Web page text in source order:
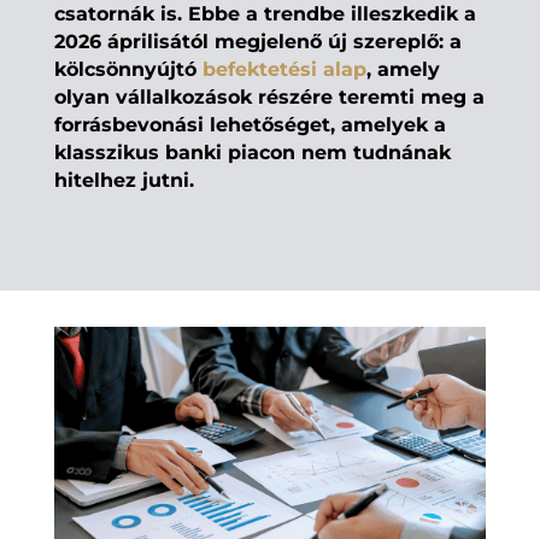
csatornák is. Ebbe a trendbe illeszkedik a
2026 áprilisától megjelenő új szereplő: a
kölcsönnyújtó befektetési alap, amely
olyan vállalkozások részére teremti meg a
forrásbevonási lehetőséget, amelyek a
klasszikus banki piacon nem tudnának
hitelhez jutni.